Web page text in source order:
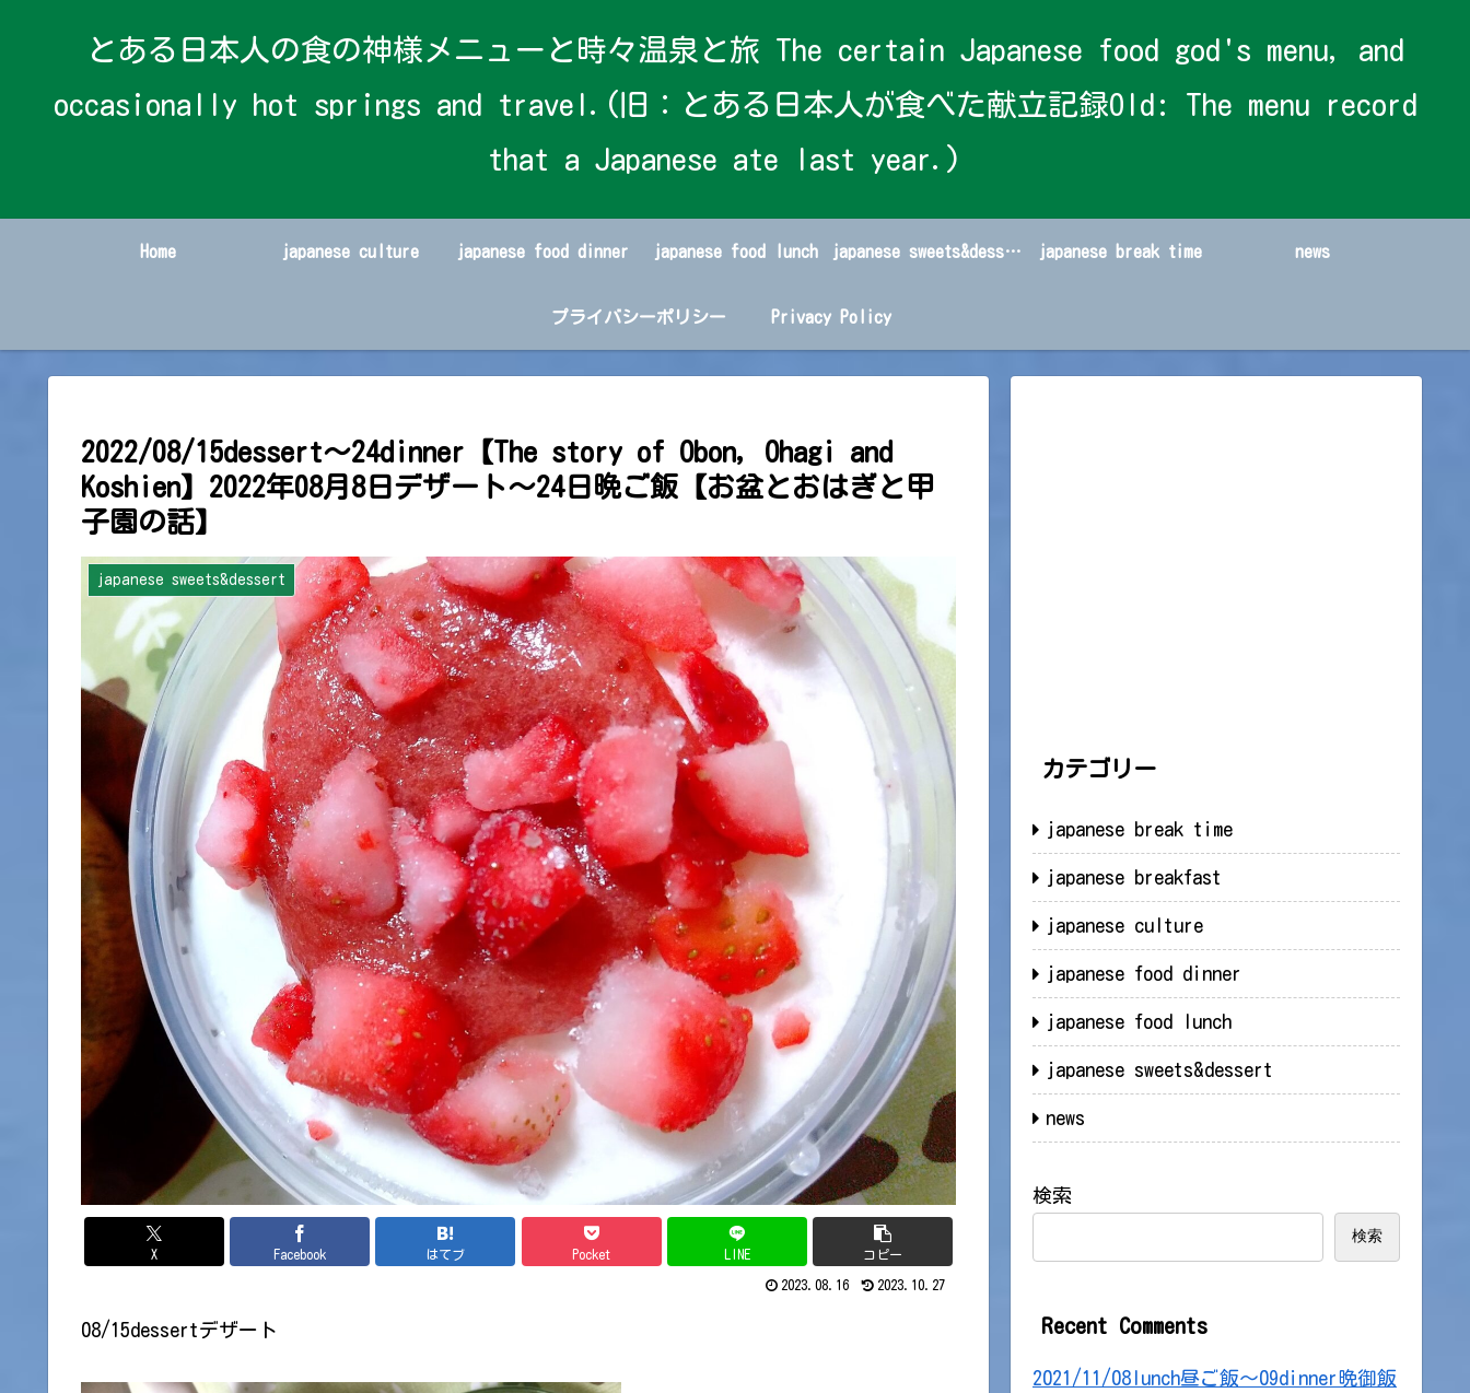
とある日本人の食の神様メニューと時々温泉と旅 The certain Japanese food god's menu, and
occasionally hot springs and travel.(旧：とある日本人が食べた献立記録Old: The menu record
that a Japanese ate last year.)
Home japanese culture japanese food dinner japanese food lunch japanese sweets&dessert japanese break time news
プライバシーポリシー Privacy Policy
2022/08/15dessert～24dinner【The story of Obon, Ohagi and
Koshien】2022年08月8日デザート～24日晩ご飯【お盆とおはぎと甲
子園の話】
japanese sweets&dessert
X Facebook はてブ Pocket LINE コピー
2023.08.16 2023.10.27
08/15dessertデザート
カテゴリー
japanese break time
japanese breakfast
japanese culture
japanese food dinner
japanese food lunch
japanese sweets&dessert
news
検索
検索
Recent Comments
2021/11/08lunch昼ご飯～09dinner晩御飯